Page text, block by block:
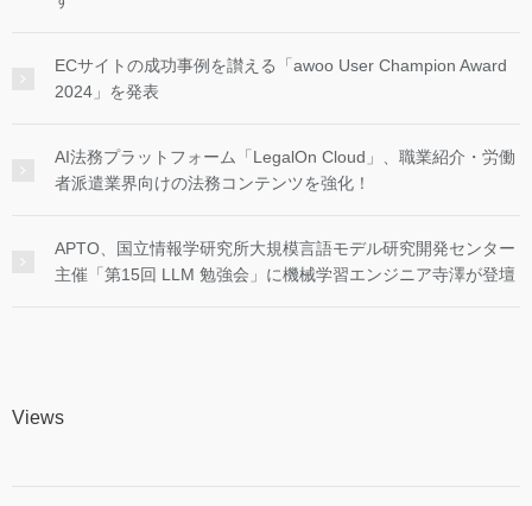
ECサイトの成功事例を讃える「awoo User Champion Award
2024」を発表
AI法務プラットフォーム「LegalOn Cloud」、職業紹介・労働
者派遣業界向けの法務コンテンツを強化！
APTO、国立情報学研究所大規模言語モデル研究開発センター
主催「第15回 LLM 勉強会」に機械学習エンジニア寺澤が登壇
Views